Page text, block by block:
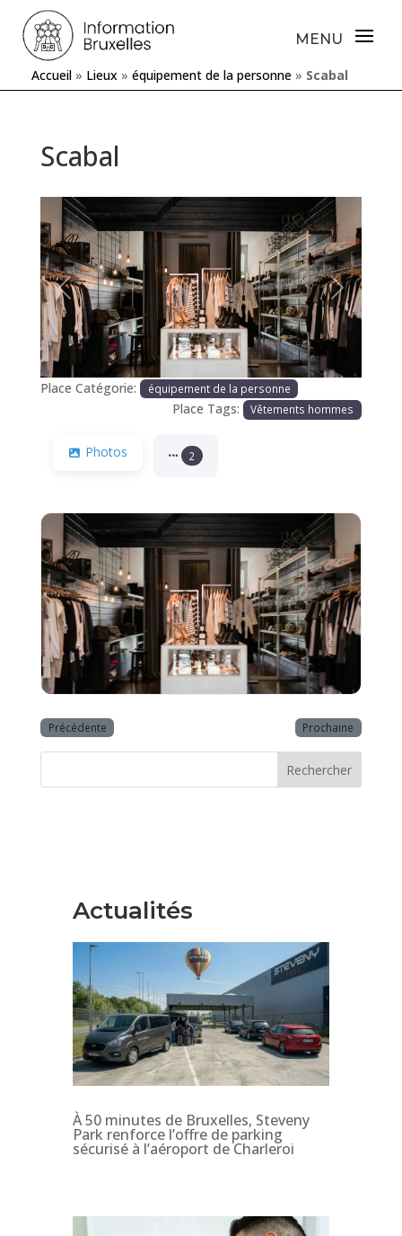
Accueil » Lieux » équipement de la personne » Scabal
Scabal
Précédente Prochaine
Place Catégorie: équipement de la personne
Place Tags: Vêtements hommes
Photos 2
Précédente Prochaine
Rechercher
Actualités
À 50 minutes de Bruxelles, Steveny
Park renforce l’offre de parking
sécurisé à l’aéroport de Charleroi